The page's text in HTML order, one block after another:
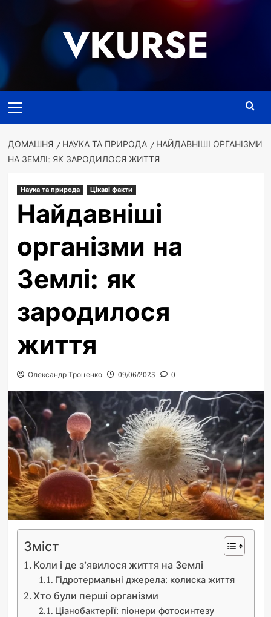
VKURSE
меню
ДОМАШНЯ НАУКА ТА ПРИРОДА
НАЙДАВНІШІ ОРГАНІЗМИ
НА ЗЕМЛІ: ЯК ЗАРОДИЛОСЯ ЖИТТЯ
Наука та природа Цікаві факти
Найдавніші
організми на
Землі: як
зародилося
життя
Олександр Троценко 09/06/2025 0
Зміст
Коли і де з’явилося життя на Землі
Гідротермальні джерела: колиска життя
Хто були перші організми
Ціанобактерії: піонери фотосинтезу